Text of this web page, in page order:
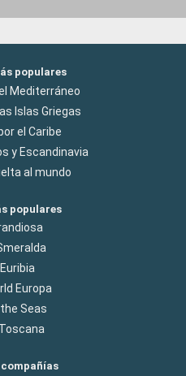
populares
Mediterráneo
Islas Griegas
el Caribe
y Escandinavia
al mundo
populares
Europa
Seas